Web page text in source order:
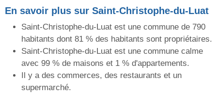
En savoir plus sur Saint-Christophe-du-Luat
Saint-Christophe-du-Luat est une commune de 790
habitants dont 81 % des habitants sont propriétaires.
Saint-Christophe-du-Luat est une commune calme
avec 99 % de maisons et 1 % d'appartements.
Il y a des commerces, des restaurants et un
supermarché.